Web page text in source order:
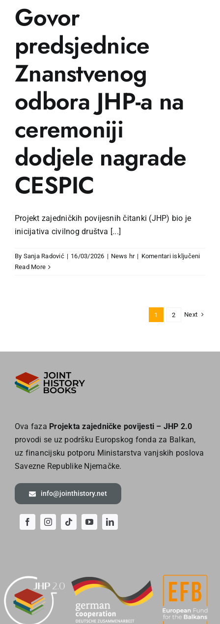
Govor
predsjednice
Znanstvenog
odbora JHP-a na
ceremoniji
dodjele nagrade
CESPIC
Projekt zajedničkih povijesnih čitanki (JHP) bio je
inicijativa civilnog društva [...]
By Sanja Radović | 16/03/2026 | News hr | Komentari isključeniza
Read More
1 2 Next
Ova faza Projekta zajedničke povijesti – JHP 2.0
provodi se uz podršku Europskog fonda za Balkan,
uz financijsku potporu Ministarstva vanjskih poslova
Savezne Republike Njemačke.
info@jointhistory.net